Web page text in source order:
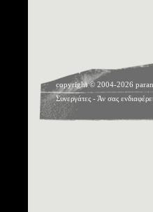
copyright © 2004-2026
Συνεργάτες - Άν σας